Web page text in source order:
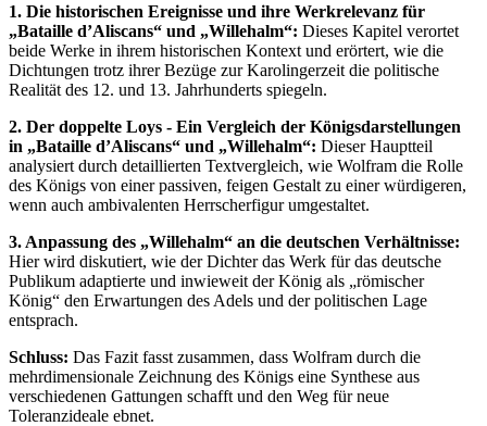
1. Die historischen Ereignisse und ihre Werkrelevanz für
„Bataille d’Aliscans“ und „Willehalm“: Dieses Kapitel verortet
beide Werke in ihrem historischen Kontext und erörtert, wie die
Dichtungen trotz ihrer Bezüge zur Karolingerzeit die politische
Realität des 12. und 13. Jahrhunderts spiegeln.
2. Der doppelte Loys - Ein Vergleich der Königsdarstellungen
in „Bataille d’Aliscans“ und „Willehalm“: Dieser Hauptteil
analysiert durch detaillierten Textvergleich, wie Wolfram die Rolle
des Königs von einer passiven, feigen Gestalt zu einer würdigeren,
wenn auch ambivalenten Herrscherfigur umgestaltet.
3. Anpassung des „Willehalm“ an die deutschen Verhältnisse:
Hier wird diskutiert, wie der Dichter das Werk für das deutsche
Publikum adaptierte und inwieweit der König als „römischer
König“ den Erwartungen des Adels und der politischen Lage
entsprach.
Schluss: Das Fazit fasst zusammen, dass Wolfram durch die
mehrdimensionale Zeichnung des Königs eine Synthese aus
verschiedenen Gattungen schafft und den Weg für neue
Toleranzideale ebnet.